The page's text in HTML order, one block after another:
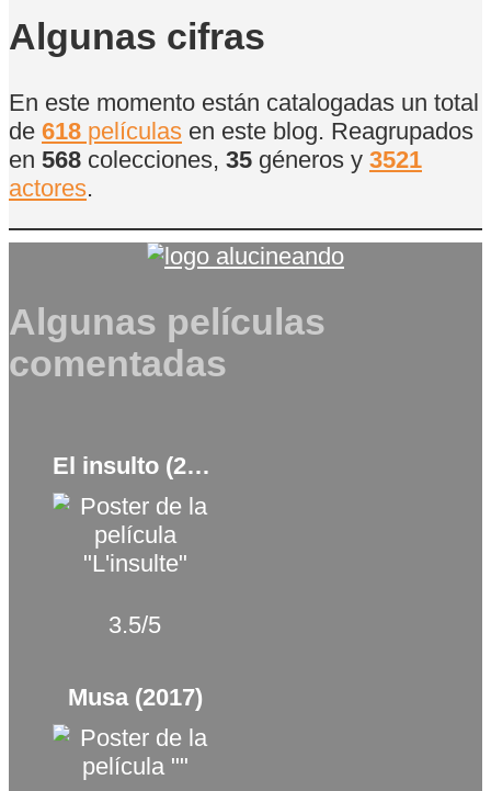
Películas
Algunas cifras
En este momento están catalogadas un total
de 618 películas en este blog. Reagrupados
en 568 colecciones, 35 géneros y 3521
actores.
Algunas películas
comentadas
El insulto (2017)
3.5/5
Musa (2017)